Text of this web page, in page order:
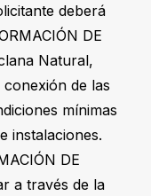
deberá
DE
Natural,
de las
mínimas
instalaciones.
DE
a través de la